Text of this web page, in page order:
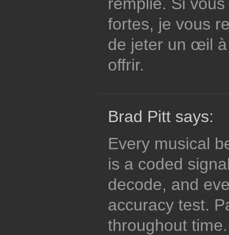
fortes, je vous
de jeter un œil
offrir.
Brad Pitt says:
Every musical
is a coded
decode, and
accuracy test.
throughout